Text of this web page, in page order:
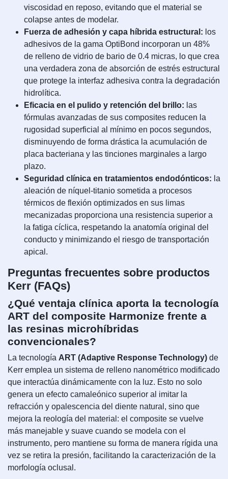
viscosidad en reposo, evitando que el material se
colapse antes de modelar.
Fuerza de adhesión y capa híbrida estructural: los
adhesivos de la gama OptiBond incorporan un 48%
de relleno de vidrio de bario de 0.4 micras, lo que crea
una verdadera zona de absorción de estrés estructural
que protege la interfaz adhesiva contra la degradación
hidrolítica.
Eficacia en el pulido y retención del brillo: las
fórmulas avanzadas de sus composites reducen la
rugosidad superficial al mínimo en pocos segundos,
disminuyendo de forma drástica la acumulación de
placa bacteriana y las tinciones marginales a largo
plazo.
Seguridad clínica en tratamientos endodónticos: la
aleación de níquel-titanio sometida a procesos
térmicos de flexión optimizados en sus limas
mecanizadas proporciona una resistencia superior a
la fatiga cíclica, respetando la anatomía original del
conducto y minimizando el riesgo de transportación
apical.
Preguntas frecuentes sobre productos
Kerr (FAQs)
¿Qué ventaja clínica aporta la tecnología
ART del composite Harmonize frente a
las resinas microhíbridas
convencionales?
La tecnología ART (Adaptive Response Technology) de
Kerr emplea un sistema de relleno nanométrico modificado
que interactúa dinámicamente con la luz. Esto no solo
genera un efecto camaleónico superior al imitar la
refracción y opalescencia del diente natural, sino que
mejora la reología del material: el composite se vuelve
más manejable y suave cuando se modela con el
instrumento, pero mantiene su forma de manera rígida una
vez se retira la presión, facilitando la caracterización de la
morfología oclusal.